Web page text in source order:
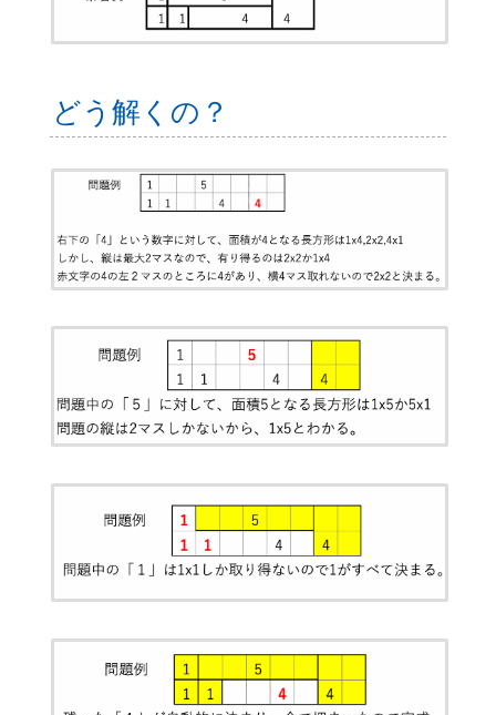
どう解くの？